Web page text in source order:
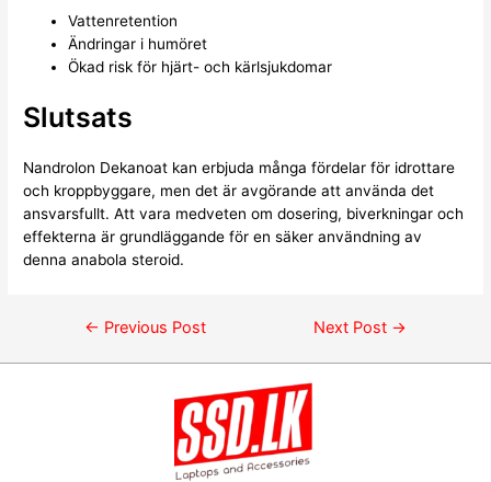
Vattenretention
Ändringar i humöret
Ökad risk för hjärt- och kärlsjukdomar
Slutsats
Nandrolon Dekanoat kan erbjuda många fördelar för idrottare
och kroppbyggare, men det är avgörande att använda det
ansvarsfullt. Att vara medveten om dosering, biverkningar och
effekterna är grundläggande för en säker användning av
denna anabola steroid.
← Previous Post Next Post →